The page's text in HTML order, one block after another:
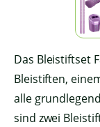
Das Bleistiftset
Bleistiften,
alle
sind zwei